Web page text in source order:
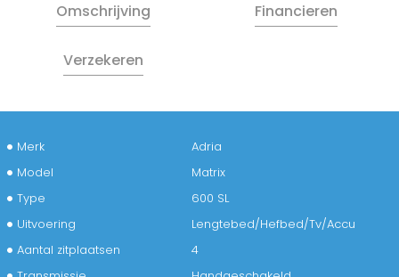
Omschrijving Financieren
Verzekeren
Merk
Adria
Model
Matrix
Type
600 SL
Uitvoering
Lengtebed/Hefbed/Tv/Accu
Aantal zitplaatsen
4